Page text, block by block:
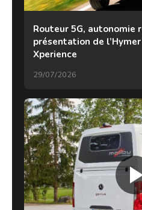
Routeur 5G, autonomie
présentation de
Xperience
29/07/2026